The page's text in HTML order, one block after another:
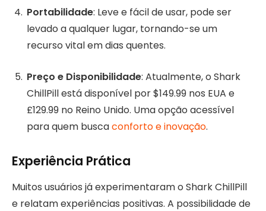
Portabilidade: Leve e fácil de usar, pode ser
levado a qualquer lugar, tornando-se um
recurso vital em dias quentes.
Preço e Disponibilidade: Atualmente, o Shark
ChillPill está disponível por $149.99 nos EUA e
£129.99 no Reino Unido. Uma opção acessível
para quem buscaconforto e inovação.
Experiência Prática
Muitos usuários já experimentaram o Shark ChillPill
e relatam experiências positivas. A possibilidade de